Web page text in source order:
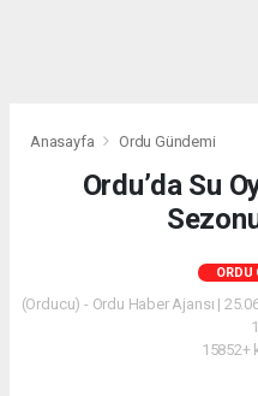
Anasayfa Ordu Gündemi
Ordu’da Su
ORDU
(Orducu) - Ordu Haber Ajansı |
15852+